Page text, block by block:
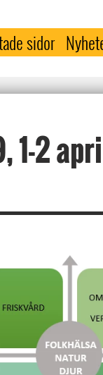
sidor
1-2